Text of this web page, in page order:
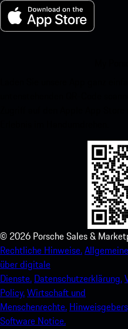
© 2026 Porsche Sales &
Rechtliche Hinweise.
über digitale
Dienste. Datenschutzerklärung.
Policy.Wirtschaft und
Menschenrechte.
Software Notice.